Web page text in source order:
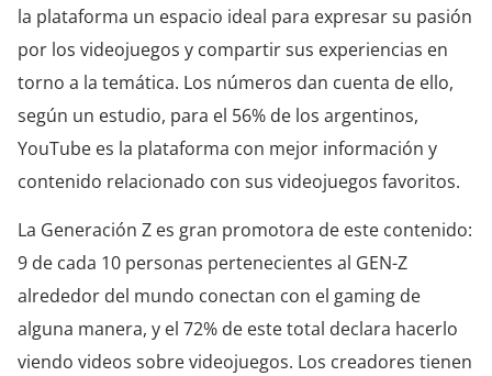
la plataforma un espacio ideal para expresar su pasión
por los videojuegos y compartir sus experiencias en
torno a la temática. Los números dan cuenta de ello,
según un estudio, para el 56% de los argentinos,
YouTube es la plataforma con mejor información y
contenido relacionado con sus videojuegos favoritos.
La Generación Z es gran promotora de este contenido:
9 de cada 10 personas pertenecientes al GEN-Z
alrededor del mundo conectan con el gaming de
alguna manera, y el 72% de este total declara hacerlo
viendo videos sobre videojuegos. Los creadores tienen